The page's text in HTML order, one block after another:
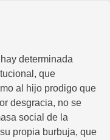
determinada
que
al hijo prodigo que
desgracia, no se
social de la
propia burbuja, que